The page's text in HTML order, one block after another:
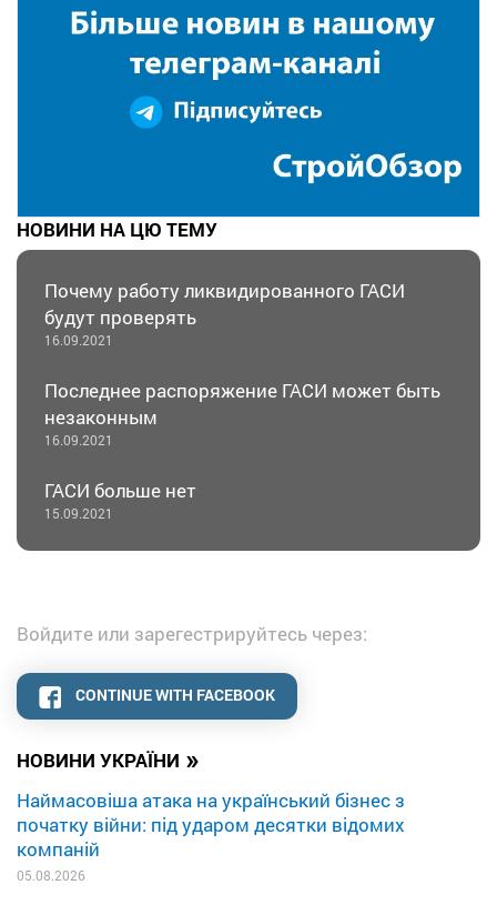
НОВИНИ УКРАЇНИ »
Наймасовіша атака на український бізнес з
початку війни: під ударом десятки відомих
компаній
05.08.2026
НОВИНИ НА ЦЮ ТЕМУ
Почему работу ликвидированного ГАСИ
будут проверять
16.09.2021
Последнее распоряжение ГАСИ может быть
незаконным
16.09.2021
ГАСИ больше нет
15.09.2021
Войдите или зарегестрируйтесь через:
CONTINUE WITH FACEBOOK